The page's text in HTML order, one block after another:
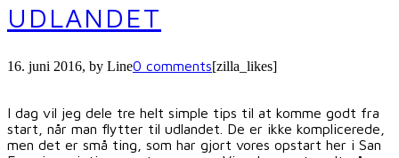
UDLANDET
16. juni 2016, by Line0 comments[zilla_likes]
I dag vil jeg dele tre helt simple tips til at komme godt fra
start, når man flytter til udlandet. De er ikke komplicerede,
men det er små ting, som har gjort vores opstart her i San